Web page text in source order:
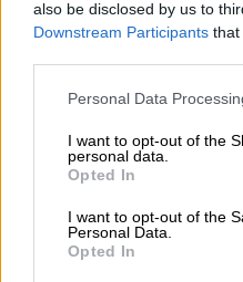
also be disclosed by us to
Downstream Participants that
Please note that this
not limited to your visit or
grant or deny consent to
use your data for below
consent section.
Personal Data
I want to opt-out of the
personal data.
Opted In
I want to opt-out of the
Personal Data.
Opted In